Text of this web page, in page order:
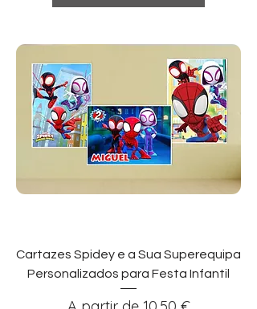
Cartazes Spidey e a Sua Superequipa
Personalizados para Festa Infantil
Preço promocional